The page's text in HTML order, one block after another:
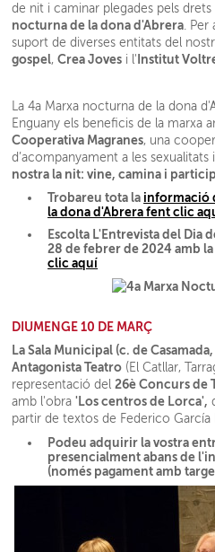
de nit i caminar plegades pels
nocturna de la dona d'Abrera .
suport de diverses entitats del
gospel,Crea Joves i l' Institut
La 4a Marxa nocturna de la dona
Enguany els beneficis de la marxa
Cooperativa Magranes, una
d’acompanyament a les
nostra la nit: vine, camina i
Trobareu tota la informació
la dona d'Abrera fent clic
Escolta L'Entrevista del Dia
28 de febrer de 2024 amb
clic aquí
DIUMENGE 10 DE MARÇ
La Sala Municipal (c. de Casamada,
Antagonista Teatro (El Catllar,
representació del26è Concurs de
amb l'obra'Los centros de Lorca',
partir de textos de Federico García
Podeu adquirir la vostra
presencialment abans de
(només pagament amb